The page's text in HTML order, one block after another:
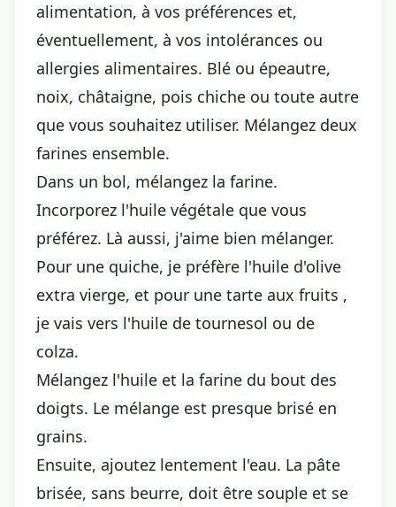
alimentation, à vos préférences et,
éventuellement, à vos intolérances ou
allergies alimentaires. Blé ou épeautre,
noix, châtaigne, pois chiche ou toute autre
que vous souhaitez utiliser. Mélangez deux
farines ensemble.
Dans un bol, mélangez la farine.
Incorporez l'huile végétale que vous
préférez. Là aussi, j'aime bien mélanger.
Pour une quiche, je préfère l'huile d'olive
extra vierge, et pour une tarte aux fruits ,
je vais vers l'huile de tournesol ou de
colza.
Mélangez l'huile et la farine du bout des
doigts. Le mélange est presque brisé en
grains.
Ensuite, ajoutez lentement l'eau. La pâte
brisée, sans beurre, doit être souple et se